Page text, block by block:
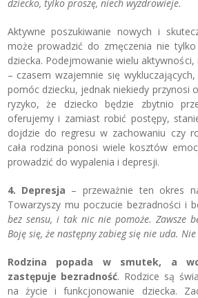
dziecko, tylko proszę, niech wyzdrowieje.
Aktywne poszukiwanie nowych i
może prowadzić do zmęczenia nie
dziecka. Podejmowanie wielu
– czasem wzajemnie się
pomóc dziecku, jednak niekiedy przynosi
ryzyko, że dziecko będzie zbytnio
oferujemy i zamiast robić postępy,
dojdzie do regresu w zachowaniu czy
cała rodzina ponosi wiele kosztów
prowadzić do wypalenia i depresji.
4. Depresja – przeważnie ten okres
Towarzyszy mu poczucie bezradności i
bez sensu, i tak nic nie pomoże. Zawsze
Boję się, że następny zabieg się nie uda.
Rodzina popada w smutek, a
zastępuje bezradność. Rodzice są
na życie i funkcjonowanie dziecka.